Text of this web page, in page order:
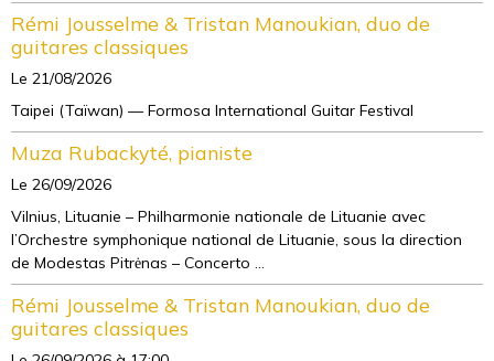
Rémi Jousselme & Tristan Manoukian, duo de
guitares classiques
Le 21/08/2026
Taipei (Taïwan) — Formosa International Guitar Festival
Muza Rubackyté, pianiste
Le 26/09/2026
Vilnius, Lituanie – Philharmonie nationale de Lituanie avec
l’Orchestre symphonique national de Lituanie, sous la direction
de Modestas Pitrėnas – Concerto ...
Rémi Jousselme & Tristan Manoukian, duo de
guitares classiques